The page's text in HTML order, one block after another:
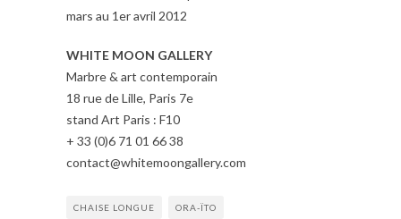
mars au 1er avril 2012
WHITE MOON GALLERY
Marbre & art contemporain
18 rue de Lille, Paris 7e
stand Art Paris : F10
+ 33 (0)6 71 01 66 38
contact@whitemoongallery.com
CHAISE LONGUE ORA-ÏTO